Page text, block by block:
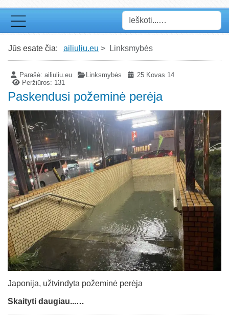
Paieška
Jūs esate čia: ailiuliu.eu Linksmybės
Parašė:ailiuliu.eu Linksmybės
25 Kovas 14
Peržiūros: 131
Paskendusi požeminė perėja
Japonija, užtvindyta požeminė perėja
Skaityti daugiau...…